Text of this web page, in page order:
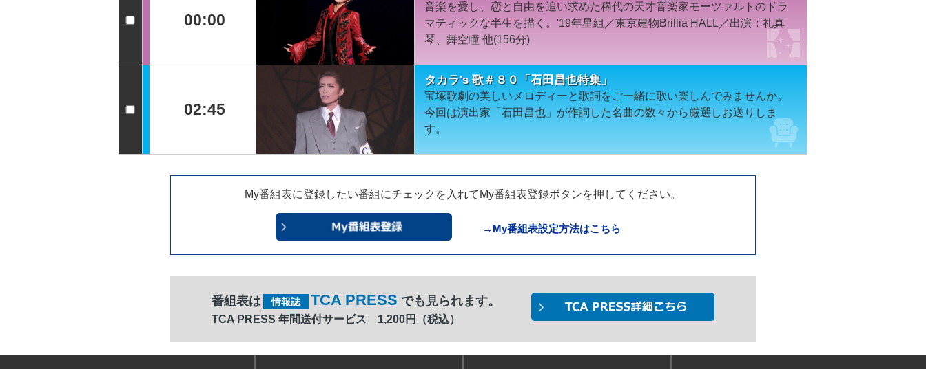
00:00
音楽を愛し、恋と自由を追い求めた稀代の天才音楽家モーツァルトのドラ
マティックな半生を描く。'19年星組／東京建物Brillia HALL／出演：礼真
琴、舞空瞳 他(156分)
02:45
タカラ's 歌＃８０「石田昌也特集」
宝塚歌劇の美しいメロディーと歌詞をご一緒に歌い楽しんでみませんか。
今回は演出家「石田昌也」が作詞した名曲の数々から厳選しお送りしま
す。
My番組表に登録したい番組にチェックを入れてMy番組表登録ボタンを押してください。
→My番組表設定方法はこちら
番組表は 情報誌 TCA PRESS でも見られます。
TCA PRESS 年間送付サービス 1,200円（税込）